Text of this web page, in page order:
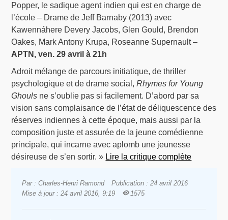
Popper, le sadique agent indien qui est en charge de
l’école – Drame de Jeff Barnaby (2013) avec
Kawennáhere Devery Jacobs, Glen Gould, Brendon
Oakes, Mark Antony Krupa, Roseanne Supernault –
APTN, ven. 29 avril à 21h
Adroit mélange de parcours initiatique, de thriller
psychologique et de drame social,Rhymes for Young
Ghouls ne s’oublie pas si facilement. D’abord par sa
vision sans complaisance de l’état de déliquescence des
réserves indiennes à cette époque, mais aussi par la
composition juste et assurée de la jeune comédienne
principale, qui incarne avec aplomb une jeunesse
désireuse de s’en sortir. » Lire la critique complète
Par : Charles-Henri Ramond
Publication : 24 avril 2016
Mise à jour : 24 avril 2016, 9:19
1575